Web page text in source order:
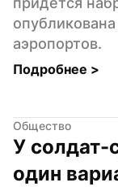
аэропортов.
Подробнее >
Общество
У солдат-
один